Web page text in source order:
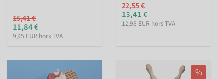
15,41 €
11,84 €
9,95 EUR hors TVA
22,55 €
15,41 €
12,95 EUR hors TVA
%